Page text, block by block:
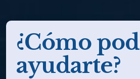
¿Cómo
ayudarte?